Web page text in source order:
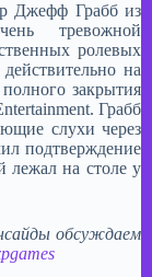
Джефф Грабб из
тревожной
ролевых
на
закрытия
Грабб
слухи через
подтверждение
лежал на столе у
обсуждаем